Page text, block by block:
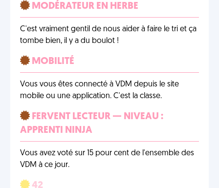
MODÉRATEUR EN HERBE
C'est vraiment gentil de nous aider à faire le tri et ça
tombe bien, il y a du boulot !
MOBILITÉ
Vous vous êtes connecté à VDM depuis le site
mobile ou une application. C'est la classe.
FERVENT LECTEUR — NIVEAU :
APPRENTI NINJA
Vous avez voté sur 15 pour cent de l'ensemble des
VDM à ce jour.
42